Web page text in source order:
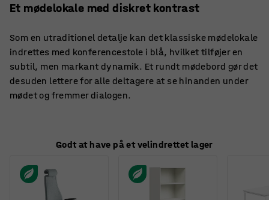
Et mødelokale med diskret kontrast
Som en utraditionel detalje kan det klassiske mødelokale
indrettes med konferencestole i blå, hvilket tilføjer en
subtil, men markant dynamik. Et rundt mødebord gør det
desuden lettere for alle deltagere at se hinanden under
mødet og fremmer dialogen.
Godt at have på et velindrettet lager